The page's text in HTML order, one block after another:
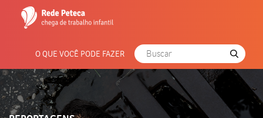
O QUE VOCÊ PODE FAZER